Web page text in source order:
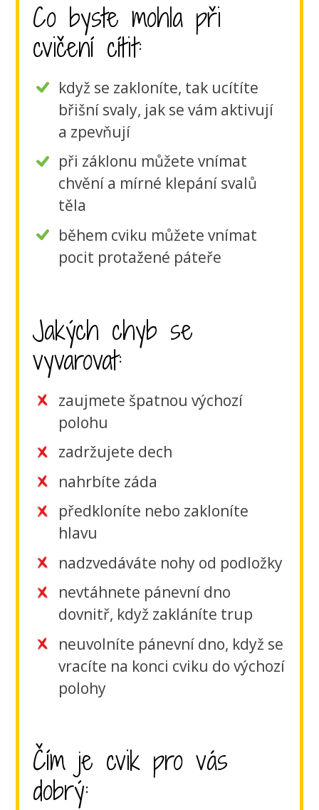
Co byste mohla při
cvičení cítit:
když se zakloníte, tak ucítíte
břišní svaly, jak se vám aktivují
a zpevňují
při záklonu můžete vnímat
chvění a mírné klepání svalů
těla
během cviku můžete vnímat
pocit protažené páteře
Jakých chyb se
vyvarovat:
zaujmete špatnou výchozí
polohu
zadržujete dech
nahrbíte záda
předkloníte nebo zakloníte
hlavu
nadzvedáváte nohy od podložky
nevtáhnete pánevní dno
dovnitř, když zakláníte trup
neuvolníte pánevní dno, když se
vracíte na konci cviku do výchozí
polohy
Čím je cvik pro vás
dobrý: